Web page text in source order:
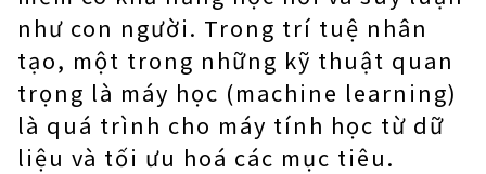
như con người. Trong trí tuệ nhân
tạo, một trong những kỹ thuật quan
trọng là máy học (machine learning)
là quá trình cho máy tính học từ dữ
liệu và tối ưu hoá các mục tiêu.